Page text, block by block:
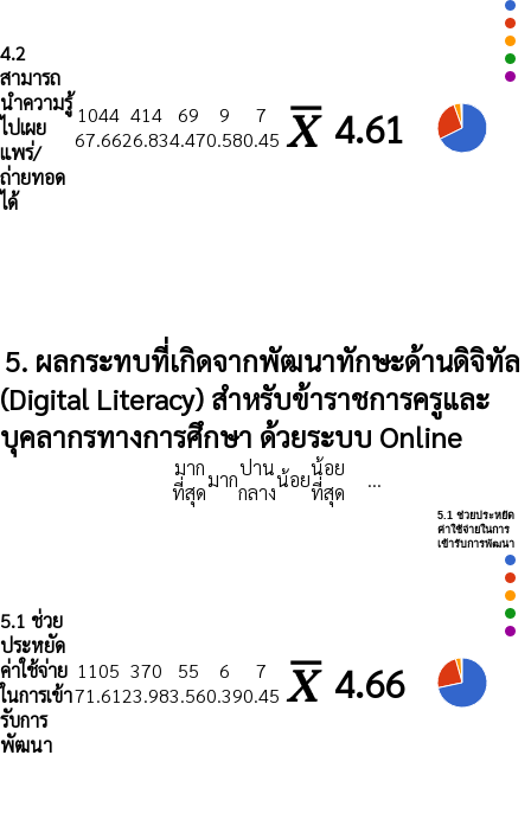
4.2
สามารถ
นำความรู้
ไปเผย
แพร่/
ถ่ายทอด
ได้
1044
67.66
414
26.83
69
4.47
9
0.58
7
0.45
4.61
5. ผลกระทบที่เกิดจากพัฒนาทักษะด้านดิจิทัล
(Digital Literacy) สำหรับข้าราชการครูและ
บุคลากรทางการศึกษา ด้วยระบบ Online
มาก
ที่สุด
มากปาน
กลาง
น้อยน้อย
ที่สุด
...
5.1 ช่วย
ประหยัด
ค่าใช้จ่าย
ในการเข้า
รับการ
พัฒนา
1105
71.61
370
23.98
55
3.56
6
0.39
7
0.45
4.66
5.1 ช่วยประหยัด
ค่าใช้จ่ายในการ
เข้ารับการพัฒนา